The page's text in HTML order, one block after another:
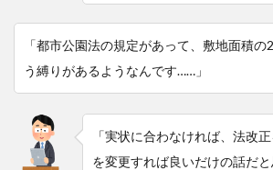
「都市公園法の規定があって、敷地面積の
う縛りがあるようなんです……」
「実状に合わなければ、法改
を変更すれば良いだけの話だと